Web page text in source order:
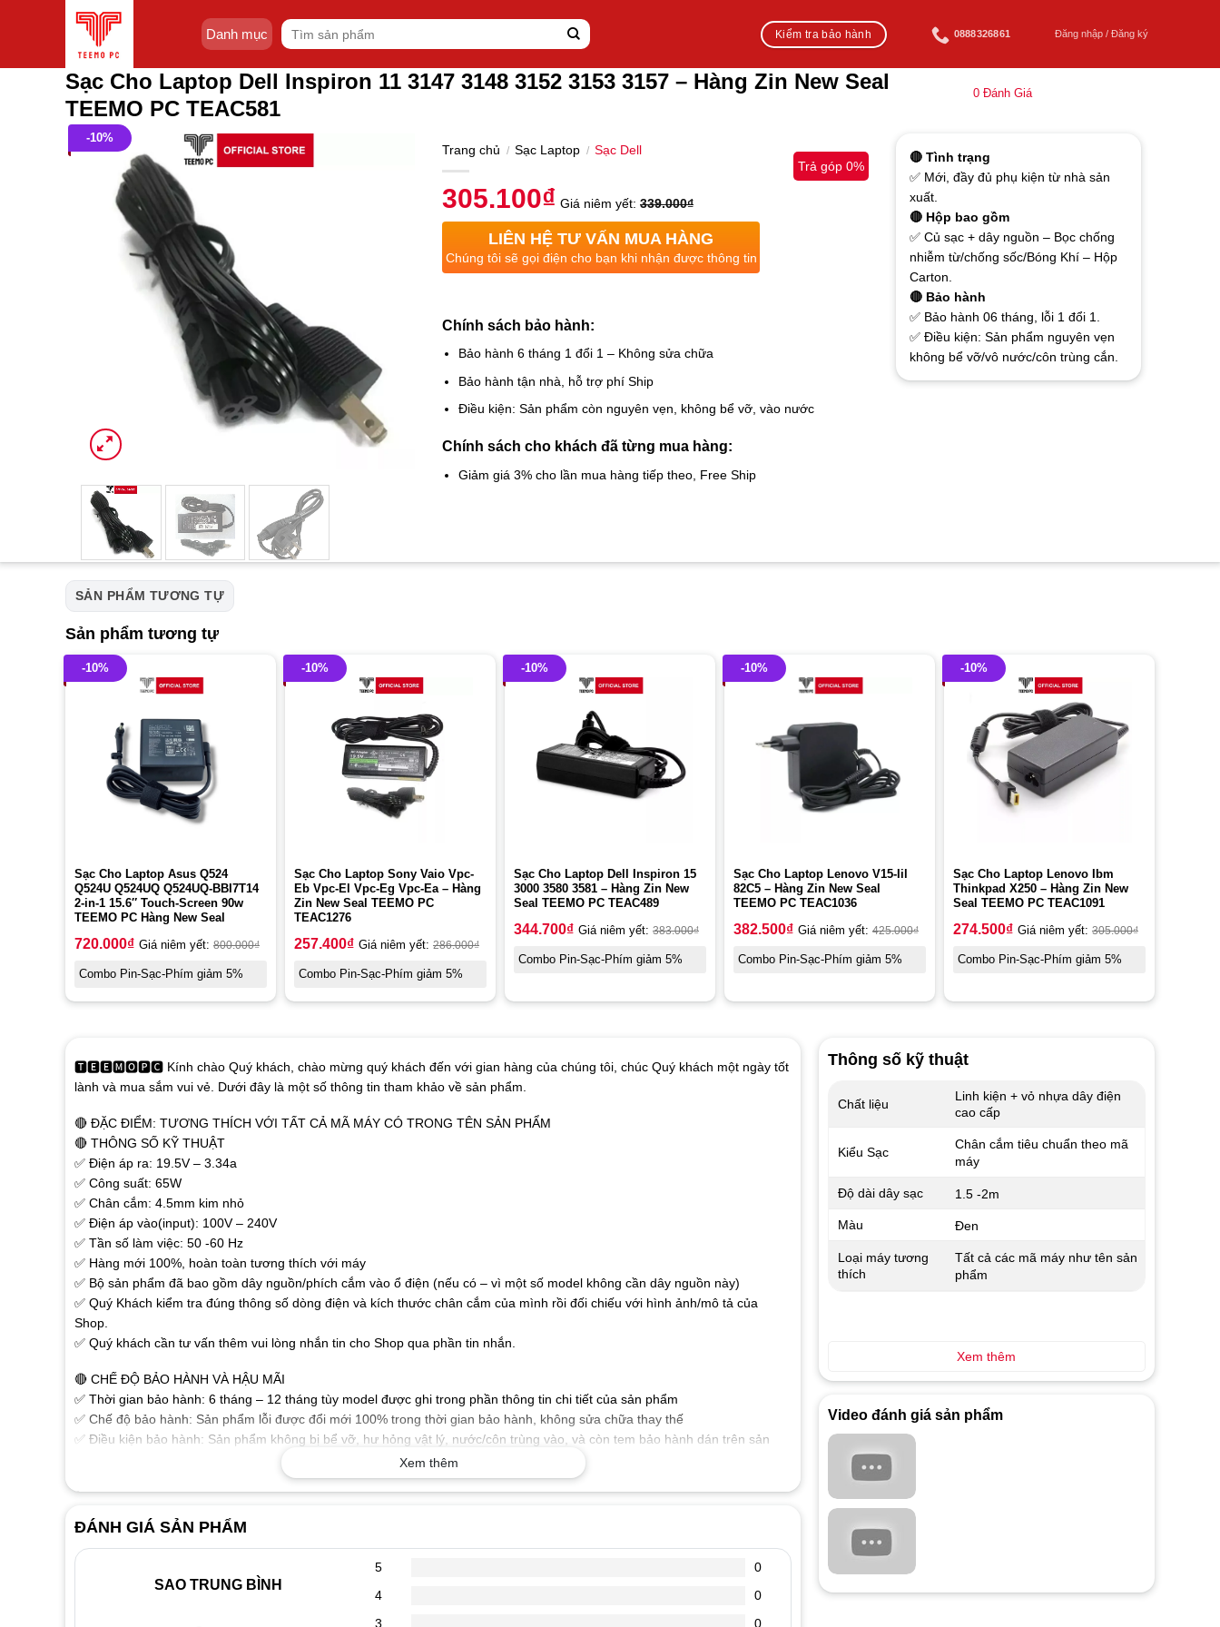
Danh mục
Tìm
kiếm:
Kiểm tra bảo hành 0888326861 Đăng nhập / Đăng ký
Sạc Cho Laptop Dell Inspiron 11 3147 3148 3152 3153 3157 – Hàng Zin New Seal
TEEMO PC TEAC581
0 Đánh Giá
-10%
Trang chủ / Sạc Laptop / Sạc Dell
305.100₫ Giá niêm yết: 339.000₫
Trả góp 0%
LIÊN HỆ TƯ VẤN MUA HÀNG
Chúng tôi sẽ gọi điện cho bạn khi nhận được thông tin
Chính sách bảo hành:
Bảo hành 6 tháng 1 đổi 1 – Không sửa chữa
Bảo hành tận nhà, hỗ trợ phí Ship
Điều kiện: Sản phẩm còn nguyên vẹn, không bể vỡ, vào nước
Chính sách cho khách đã từng mua hàng:
Giảm giá 3% cho lần mua hàng tiếp theo, Free Ship
🔴 Tình trạng
✅ Mới, đầy đủ phụ kiện từ nhà sản
xuất.
🔴 Hộp bao gồm
✅ Củ sạc + dây nguồn – Bọc chống
nhiễm từ/chống sốc/Bóng Khí – Hộp
Carton.
🔴 Bảo hành
✅ Bảo hành 06 tháng, lỗi 1 đổi 1.
✅ Điều kiện: Sản phẩm nguyên vẹn
không bể vỡ/vô nước/côn trùng cắn.
SẢN PHẨM TƯƠNG TỰ
Sản phẩm tương tự
-10%
Sạc Cho Laptop Asus Q524
Q524U Q524UQ Q524UQ-BBI7T14
2-in-1 15.6″ Touch-Screen 90w
TEEMO PC Hàng New Seal
720.000₫ Giá niêm yết: 800.000₫
Combo Pin-Sạc-Phím giảm 5%
-10%
Sạc Cho Laptop Sony Vaio Vpc-
Eb Vpc-El Vpc-Eg Vpc-Ea – Hàng
Zin New Seal TEEMO PC
TEAC1276
257.400₫ Giá niêm yết: 286.000₫
Combo Pin-Sạc-Phím giảm 5%
-10%
Sạc Cho Laptop Dell Inspiron 15
3000 3580 3581 – Hàng Zin New
Seal TEEMO PC TEAC489
344.700₫ Giá niêm yết: 383.000₫
Combo Pin-Sạc-Phím giảm 5%
-10%
Sạc Cho Laptop Lenovo V15-Iil
82C5 – Hàng Zin New Seal
TEEMO PC TEAC1036
382.500₫ Giá niêm yết: 425.000₫
Combo Pin-Sạc-Phím giảm 5%
-10%
Sạc Cho Laptop Lenovo Ibm
Thinkpad X250 – Hàng Zin New
Seal TEEMO PC TEAC1091
274.500₫ Giá niêm yết: 305.000₫
Combo Pin-Sạc-Phím giảm 5%
🆃🅴🅴🅼🅾🅿🅲 Kính chào Quý khách, chào mừng quý khách đến với gian hàng của chúng tôi, chúc Quý khách một ngày tốt
lành và mua sắm vui vẻ. Dưới đây là một số thông tin tham khảo về sản phẩm.
🔴 ĐẶC ĐIỂM: TƯƠNG THÍCH VỚI TẤT CẢ MÃ MÁY CÓ TRONG TÊN SẢN PHẨM
🔴 THÔNG SỐ KỸ THUẬT
✅ Điện áp ra: 19.5V – 3.34a
✅ Công suất: 65W
✅ Chân cắm: 4.5mm kim nhỏ
✅ Điện áp vào(input): 100V – 240V
✅ Tần số làm việc: 50 -60 Hz
✅ Hàng mới 100%, hoàn toàn tương thích với máy
✅ Bộ sản phẩm đã bao gồm dây nguồn/phích cắm vào ổ điện (nếu có – vì một số model không cần dây nguồn này)
✅ Quý Khách kiểm tra đúng thông số dòng điện và kích thước chân cắm của mình rồi đối chiếu với hình ảnh/mô tả của
Shop.
✅ Quý khách cần tư vấn thêm vui lòng nhắn tin cho Shop qua phần tin nhắn.
🔴 CHẾ ĐỘ BẢO HÀNH VÀ HẬU MÃI
✅ Thời gian bảo hành: 6 tháng – 12 tháng tùy model được ghi trong phần thông tin chi tiết của sản phẩm
✅ Chế độ bảo hành: Sản phẩm lỗi được đổi mới 100% trong thời gian bảo hành, không sửa chữa thay thế
✅ Điều kiện bảo hành: Sản phẩm không bị bể vỡ, hư hỏng vật lý, nước/côn trùng vào, và còn tem bảo hành dán trên sản
🔴 MỘT SỐ THÔNG TIN THAM KHẢO VỀ SẠC LAPTOP
✅ Sạc dành cho Laptop chất lượng cao đảm bảo các thông số kỹ thuật mà máy tính xách tay của bạn yêu cầu, cấp nguồn
ổn định chuẩn dòng cho Laptop của bạn làm việc tốt nhất.
✅ Sạc được sản xuất theo tiêu chuẩn cho chất lượng sạc tốt, dòng diện an toàn, chống chập, cháy nổ, không gây ảnh
hưởng xấu đến thiết bị.
✅ Tính năng bảo vệ Laptop nếu điện áp không chính xác, đoản mạch hoặc quá nóng.
✅ Vật liệu cấu tạo tốt, độ bền cao với vỏ nhựa chắc chắn, chống oxi hóa, chống chịu va đập, bảo vệ mạch điện bên trong
Xem thêm
ĐÁNH GIÁ SẢN PHẨM
SAO TRUNG BÌNH
5
0
4
0
3
0
Thông số kỹ thuật
Chất liệu
Linh kiện + vỏ nhựa dây điện
cao cấp
Kiểu Sạc
Chân cắm tiêu chuẩn theo mã
máy
Độ dài dây sạc 1.5 -2m
Màu Đen
Loại máy tương
thích
Tất cả các mã máy như tên sản
phẩm
Xem thêm
Video đánh giá sản phẩm